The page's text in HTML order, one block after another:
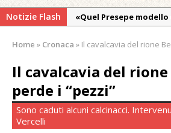
Notizie Flash
«Quel Presepe modello
Ringraziamento:
mercatino agricolo
La Pro verso l’avvio
La Regione stanzia
carnevale di Santhià.
Home » Cronaca » Il cavalcavia del rione
Il cavalcavia del
perde i “pezzi”
Sono caduti alcuni calcinacci.
Vercelli